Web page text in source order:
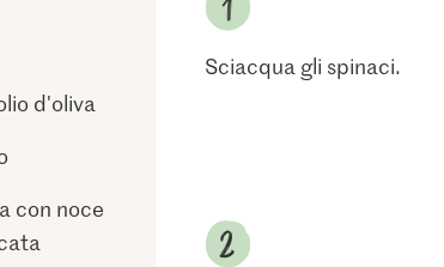
d'oliva
con noce
Sciacqua gli spinaci.